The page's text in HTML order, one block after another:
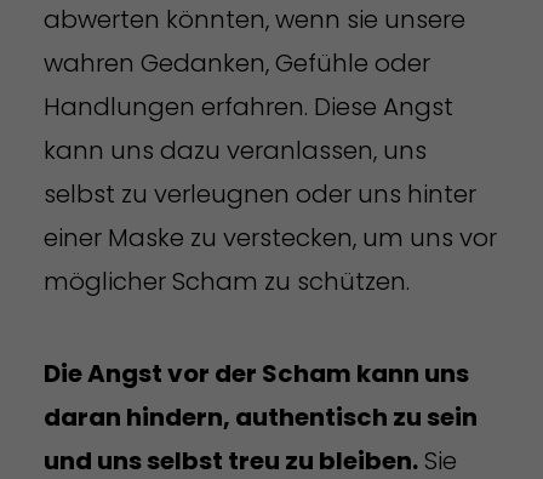
abwerten könnten, wenn sie unsere
wahren Gedanken, Gefühle oder
Handlungen erfahren. Diese Angst
kann uns dazu veranlassen, uns
selbst zu verleugnen oder uns hinter
einer Maske zu verstecken, um uns vor
möglicher Scham zu schützen.
Die Angst vor der Scham kann uns
daran hindern, authentisch zu sein
und uns selbst treu zu bleiben.Sie